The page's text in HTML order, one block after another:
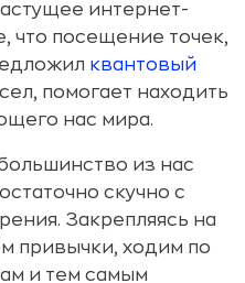
интернет-
что посещение точек,
квантовый
помогает находить
нас мира.
из нас
скучно с
Закрепляясь на
привычки, ходим по
и тем самым